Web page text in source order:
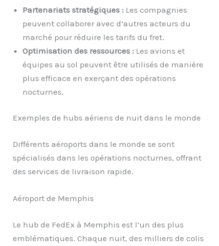
Partenariats stratégiques : Les compagnies
peuvent collaborer avec d’autres acteurs du
marché pour réduire les tarifs du fret.
Optimisation des ressources : Les avions et
équipes au sol peuvent être utilisés de manière
plus efficace en exerçant des opérations
nocturnes.
Exemples de hubs aériens de nuit dans le monde
Différents aéroports dans le monde se sont
spécialisés dans les opérations nocturnes, offrant
des services de livraison rapide.
Aéroport de Memphis
Le hub de FedEx à Memphis est l’un des plus
emblématiques. Chaque nuit, des milliers de colis